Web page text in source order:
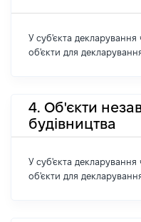
У суб'єкта декларування
об'єкти для
4. Об'єкти
будівництва
У суб'єкта декларування
об'єкти для